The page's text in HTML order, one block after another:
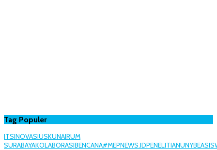
Tag Populer
ITSINOVASIUSKUNAIRUM
SURABAYAKOLABORASIBENCANA#MEPNEWS.IDPENELITIANUNY